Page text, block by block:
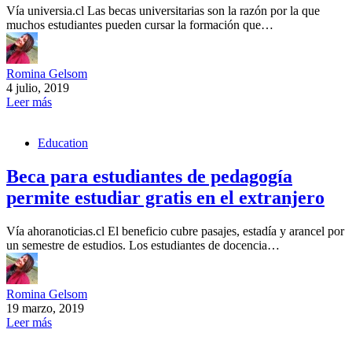
Vía universia.cl Las becas universitarias son la razón por la que
muchos estudiantes pueden cursar la formación que…
Romina Gelsom
4 julio, 2019
Leer más
Education
Beca para estudiantes de pedagogía
permite estudiar gratis en el extranjero
Vía ahoranoticias.cl El beneficio cubre pasajes, estadía y arancel por
un semestre de estudios. Los estudiantes de docencia…
Romina Gelsom
19 marzo, 2019
Leer más